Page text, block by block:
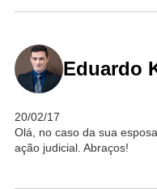
Eduardo
20/02/17
Olá, no caso da sua
ação judicial. Abraços!